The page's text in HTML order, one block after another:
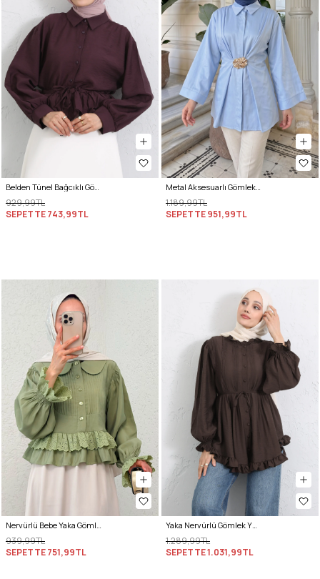
Belden Tünel Bağcıklı Gömlek Y0117 - MÜRDÜM
929,99TL
SEPETTE743,99TL
Metal Aksesuarlı Gömlek Y0142 - BEBE MAVİSİ
1.189,99TL
SEPETTE951,99TL
Nervürlü Bebe Yaka Gömlek 2279 - AÇIK HAKİ
939,99TL
SEPETTE751,99TL
Yaka Nervürlü Gömlek Y0109 - KAHVERENGİ
1.289,99TL
SEPETTE1.031,99TL